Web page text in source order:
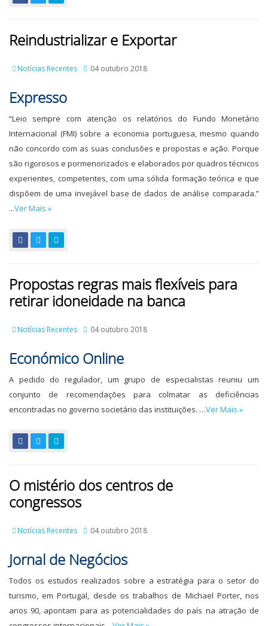
Reindustrializar e Exportar
Notícias Recentes 04 outubro 2018
Expresso
“Leio sempre com atenção os relatórios do Fundo Monetário
Internacional (FMI) sobre a economia portuguesa, mesmo quando
não concordo com as suas conclusões e propostas e ação. Porque
são rigorosos e pormenorizados e elaborados por quadros técnicos
experientes, competentes, com uma sólida formação teórica e que
dispõem de uma invejável base de dados de análise comparada.”
...Ver Mais »
Propostas regras mais flexíveis para
retirar idoneidade na banca
Notícias Recentes 04 outubro 2018
Económico Online
A pedido do regulador, um grupo de especialistas reuniu um
conjunto de recomendações para colmatar as deficiências
encontradas no governo societário das instituições. …Ver Mais »
O mistério dos centros de
congressos
Notícias Recentes 04 outubro 2018
Jornal de Negócios
Todos os estudos realizados sobre a estratégia para o setor do
turismo, em Portugal, desde os trabalhos de Michael Porter, nos
anos 90, apontam para as potencialidades do país na atração de